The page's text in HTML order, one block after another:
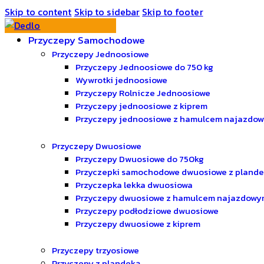
Skip to content Skip to sidebar Skip to footer
Przyczepy Samochodowe
Przyczepy Jednoosiowe
Przyczepy Jednoosiowe do 750 kg
Wywrotki jednoosiowe
Przyczepy Rolnicze Jednoosiowe
Przyczepy jednoosiowe z kiprem
Przyczepy jednoosiowe z hamulcem
Przyczepy Dwuosiowe
Przyczepy Dwuosiowe do 750kg
Przyczepki samochodowe dwuosiowe z
Przyczepka lekka dwuosiowa
Przyczepy dwuosiowe z hamulcem
Przyczepy podłodziowe dwuosiowe
Przyczepy dwuosiowe z kiprem
Przyczepy trzyosiowe